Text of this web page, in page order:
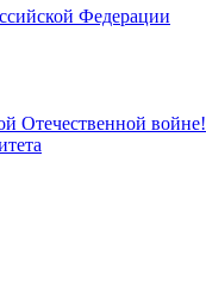
Федерации
Отечественной войне!